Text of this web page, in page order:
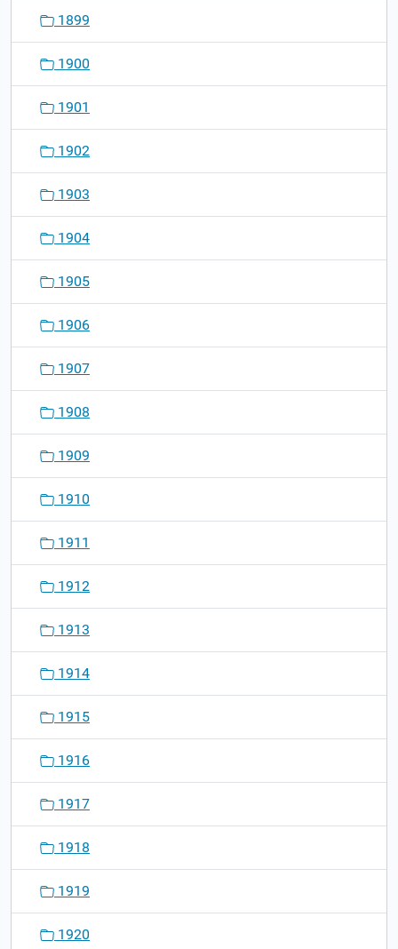
1899
1900
1901
1902
1903
1904
1905
1906
1907
1908
1909
1910
1911
1912
1913
1914
1915
1916
1917
1918
1919
1920